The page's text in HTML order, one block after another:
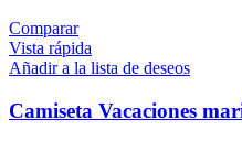
Comparar
Vista rápida
Añadir a la lista de deseos
Camiseta Vacaciones